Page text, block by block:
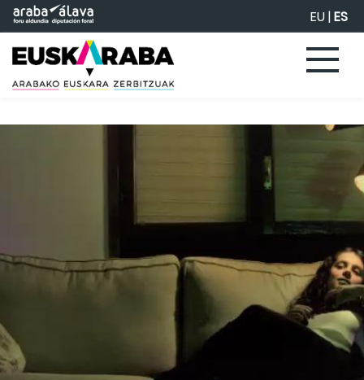
Saltar al contenido principal EU|ES